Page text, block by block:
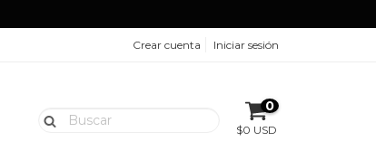
Crear cuenta Iniciar sesión
0
$0 USD